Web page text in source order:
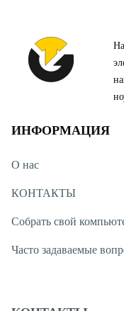
ИНФОРМАЦИЯ
О нас
КОНТАКТЫ
Собрать свой
Часто задаваемые